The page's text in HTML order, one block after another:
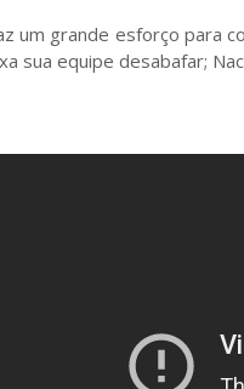
um grande esforço para
sua equipe desabafar;